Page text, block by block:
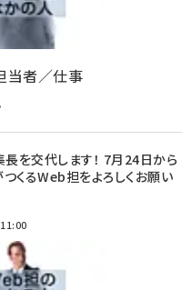
当者／仕事
を交代します！ 7月24日から
くるWeb担をよろしくお願い